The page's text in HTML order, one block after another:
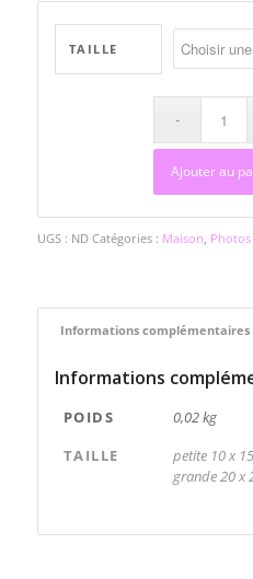
TAILLE
Ajouter au
UGS : ND Catégories : Maison Photos
Informations complémentaires
Informations
POIDS
0,02 kg
TAILLE
petite 10 x
grande 20 x